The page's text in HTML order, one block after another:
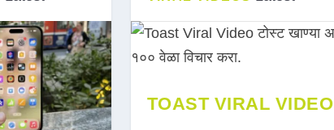
TOAST VIRAL VIDEO